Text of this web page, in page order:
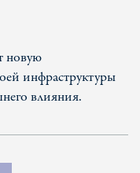
новую
инфраструктуры
влияния.